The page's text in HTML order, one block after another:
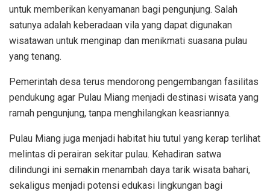
untuk memberikan kenyamanan bagi pengunjung. Salah
satunya adalah keberadaan vila yang dapat digunakan
wisatawan untuk menginap dan menikmati suasana pulau
yang tenang.
Pemerintah desa terus mendorong pengembangan fasilitas
pendukung agar Pulau Miang menjadi destinasi wisata yang
ramah pengunjung, tanpa menghilangkan keasriannya.
Pulau Miang juga menjadi habitat hiu tutul yang kerap terlihat
melintas di perairan sekitar pulau. Kehadiran satwa
dilindungi ini semakin menambah daya tarik wisata bahari,
sekaligus menjadi potensi edukasi lingkungan bagi